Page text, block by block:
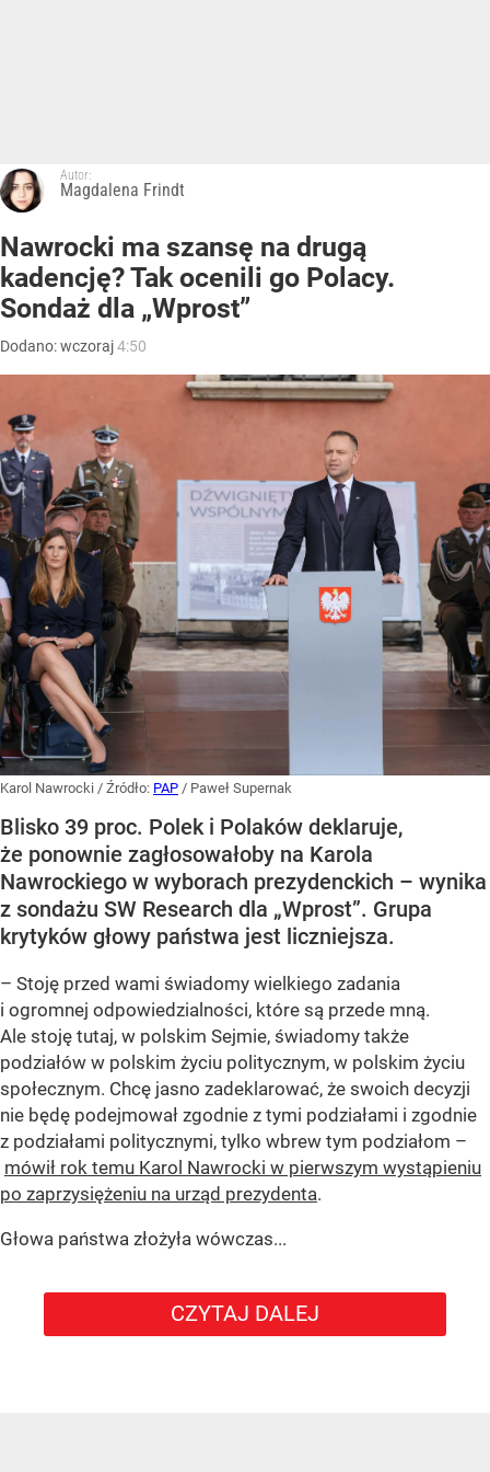
Autor:
Magdalena Frindt
Nawrocki ma szansę na drugą
kadencję? Tak ocenili go Polacy.
Sondaż dla „Wprost”
Dodano:wczoraj4:50
Karol Nawrocki / Źródło: PAP / Paweł Supernak
Blisko 39 proc. Polek i Polaków deklaruje,
że ponownie zagłosowałoby na Karola
Nawrockiego w wyborach prezydenckich – wynika
z sondażu SW Research dla „Wprost”. Grupa
krytyków głowy państwa jest liczniejsza.
– Stoję przed wami świadomy wielkiego zadania
i ogromnej odpowiedzialności, które są przede mną.
Ale stoję tutaj, w polskim Sejmie, świadomy także
podziałów w polskim życiu politycznym, w polskim życiu
społecznym. Chcę jasno zadeklarować, że swoich decyzji
nie będę podejmował zgodnie z tymi podziałami i zgodnie
z podziałami politycznymi, tylko wbrew tym podziałom –
mówił rok temu Karol Nawrocki w pierwszym wystąpieniu
po zaprzysiężeniu na urząd prezydenta.
Głowa państwa złożyła wówczas...
CZYTAJ DALEJ